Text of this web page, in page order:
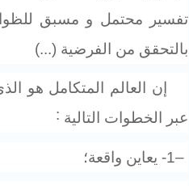
تفسير محتمل و مسبق
بالتحقق من الفرضية (...)
إن العالم المتكامل هو
عبر الخطوات التالية ˸
1–- يعاين واقعة؛